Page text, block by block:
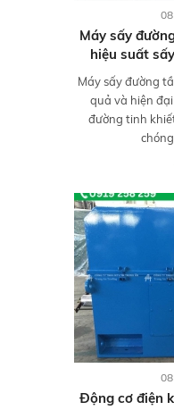
Máy sấy
hiệu suất
Máy sấy đường
quả và hiện
đường tinh
Động cơ điện